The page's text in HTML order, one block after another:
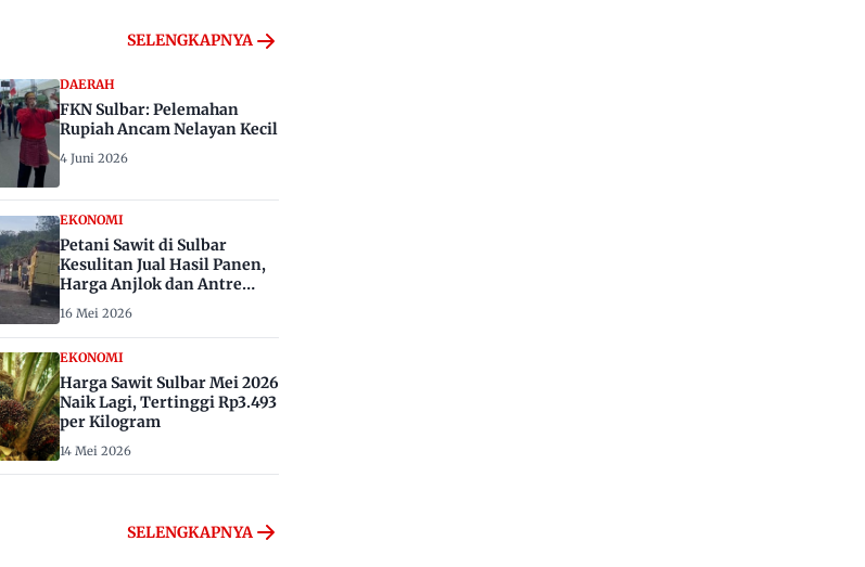
SELENGKAPNYA
DAERAH
FKN Sulbar: Pelemahan
Rupiah Ancam Nelayan Kecil
4 Juni 2026
EKONOMI
Petani Sawit di Sulbar
Kesulitan Jual Hasil Panen,
Harga Anjlok dan Antre
Berhari-hari
16 Mei 2026
EKONOMI
Harga Sawit Sulbar Mei 2026
Naik Lagi, Tertinggi Rp3.493
per Kilogram
14 Mei 2026
SELENGKAPNYA